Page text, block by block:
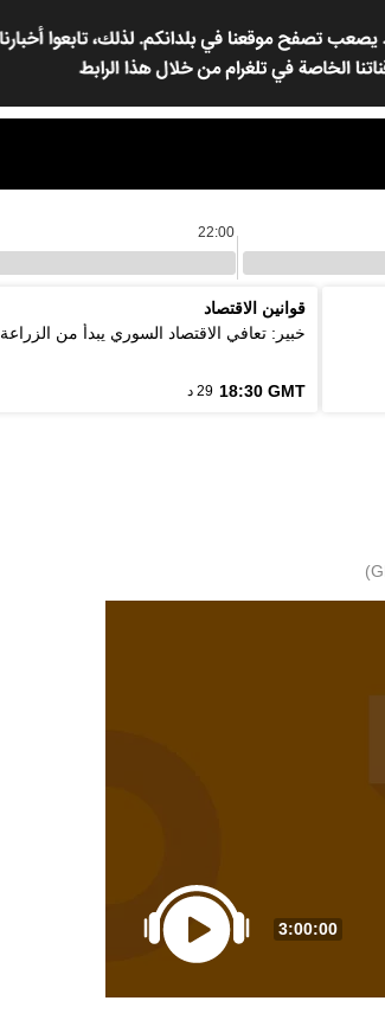
22:00
قوانين الاقتصاد
خبير: تعافي الاقتصاد السوري يبدأ من الزراعة
18:30 GMT 29 د
)
3:00:00